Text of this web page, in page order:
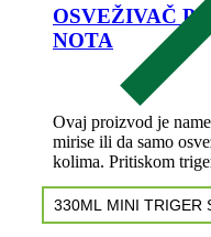
OSVEŽIVAČ
NOTA
Ovaj proizvod je
mirise ili da samo
kolima. Pritiskom